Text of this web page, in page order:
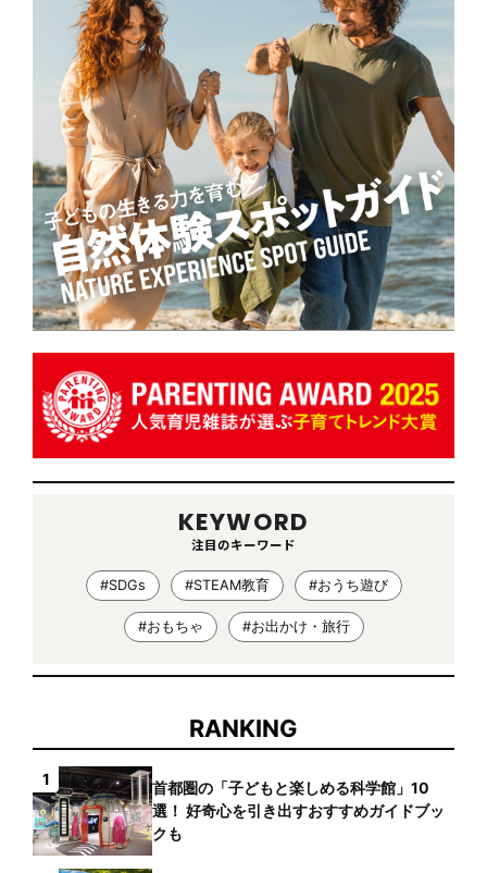
KEYWORD
注目のキーワード
#SDGs #STEAM教育 #おうち遊び
#おもちゃ #お出かけ・旅行
RANKING
1
首都圏の「子どもと楽しめる科学館」10
選！ 好奇心を引き出すおすすめガイドブッ
クも